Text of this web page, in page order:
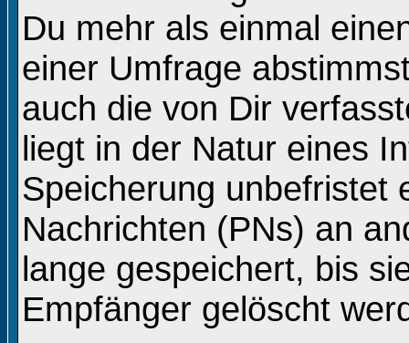
Du mehr als einmal
einer Umfrage
auch die von Dir
liegt in der Natur eines
Speicherung unbefristet
Nachrichten (PNs) an
lange gespeichert, bis
Empfänger gelöscht